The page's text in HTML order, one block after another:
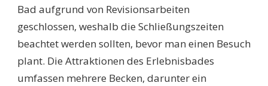
Bad aufgrund von Revisionsarbeiten
geschlossen, weshalb die Schließungszeiten
beachtet werden sollten, bevor man einen Besuch
plant. Die Attraktionen des Erlebnisbades
umfassen mehrere Becken, darunter ein